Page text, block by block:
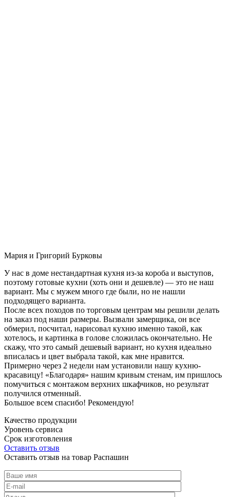
Мария и Григорий Бурковы
У нас в доме нестандартная кухня из-за короба и выступов,
поэтому готовые кухни (хоть они и дешевле) — это не наш
вариант. Мы с мужем много где были, но не нашли
подходящего варианта.
После всех походов по торговым центрам мы решили делать
на заказ под наши размеры. Вызвали замерщика, он все
обмерил, посчитал, нарисовал кухню именно такой, как
хотелось, и картинка в голове сложилась окончательно. Не
скажу, что это самый дешевый вариант, но кухня идеально
вписалась и цвет выбрала такой, как мне нравится.
Примерно через 2 недели нам установили нашу кухню-
красавицу! «Благодаря» нашим кривым стенам, им пришлось
помучиться с монтажом верхних шкафчиков, но результат
получился отменный.
Большое всем спасибо! Рекомендую!
Качество продукции
Уровень сервиса
Срок изготовления
Оставить отзыв
Оставить отзыв на товар Распашин